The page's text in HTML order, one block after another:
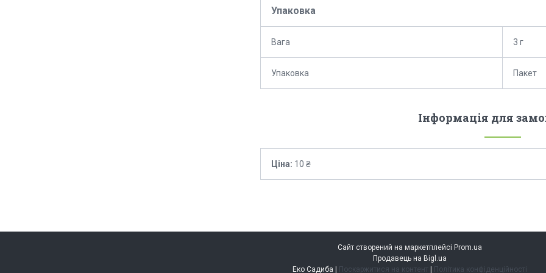
Упаковка
Вага 3 г
Упаковка Пакет
Інформація для
Ціна: 10 ₴
Сайт створений на маркетплейсі Prom.ua
Продавець на Bigl.ua
Еко Садиба | Поскаржитися на контент | Політика конфіденційності